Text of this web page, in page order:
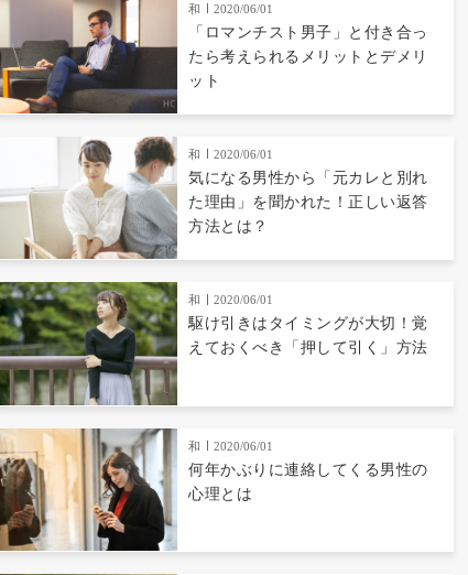
和 2020/06/01
「ロマンチスト男子」と付き合っ
たら考えられるメリットとデメリ
ット
和 2020/06/01
気になる男性から「元カレと別れ
た理由」を聞かれた！正しい返答
方法とは？
和 2020/06/01
駆け引きはタイミングが大切！覚
えておくべき「押して引く」方法
和 2020/06/01
何年かぶりに連絡してくる男性の
心理とは